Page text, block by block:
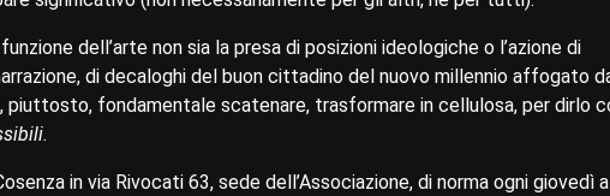
dell’arte non sia la presa di posizioni ideologiche o l’azione di
di decaloghi del buon cittadino del nuovo millennio affogato
piuttosto, fondamentale scatenare, trasformare in cellulosa, per dirlo
in via Rivocati 63, sede dell’Associazione, di norma ogni giovedì